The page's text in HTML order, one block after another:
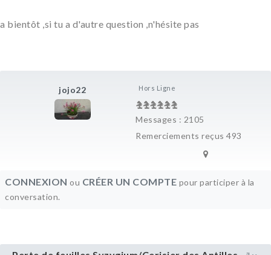
jojo22 Hors Ligne
Messages : 2105
Remerciements reçus 493
a bientôt ,si tu a d'autre question ,n'hésite pas
CONNEXION ou CRÉER UN COMPTE pour participer à la
conversation.